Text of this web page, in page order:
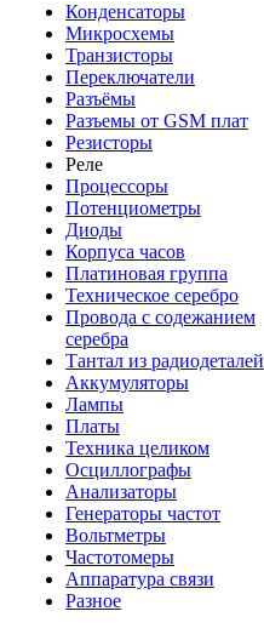
Конденсаторы
Микросхемы
Транзисторы
Переключатели
Разъёмы
Разъемы от GSM плат
Резисторы
Реле
Процессоры
Потенциометры
Диоды
Корпуса часов
Платиновая группа
Техническое серебро
Провода с содежанием
серебра
Тантал из радиодеталей
Аккумуляторы
Лампы
Платы
Техника целиком
Осциллографы
Анализаторы
Генераторы частот
Вольтметры
Частотомеры
Аппаратура связи
Разное